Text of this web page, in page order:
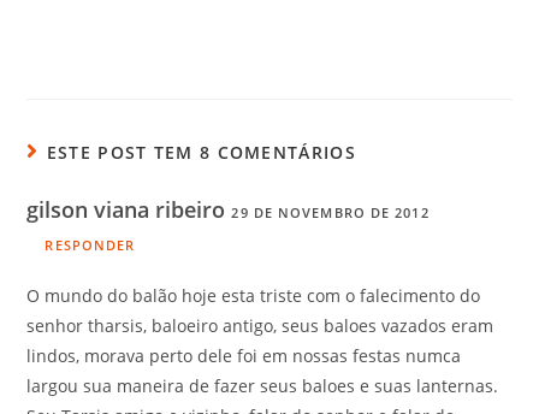
ESTE POST TEM 8 COMENTÁRIOS
gilson viana ribeiro29 DE NOVEMBRO DE 2012
RESPONDER
O mundo do balão hoje esta triste com o falecimento do
senhor tharsis, baloeiro antigo, seus baloes vazados eram
lindos, morava perto dele foi em nossas festas numca
largou sua maneira de fazer seus baloes e suas lanternas.